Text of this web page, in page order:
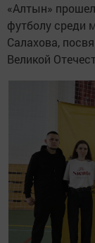
«Алтын»
футболу среди
Салахова,
Великой